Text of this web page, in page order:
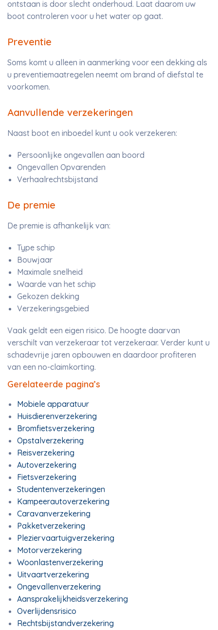
ontstaan is door slecht onderhoud. Laat daarom uw
boot controleren voor u het water op gaat.
Preventie
Soms komt u alleen in aanmerking voor een dekking als
u preventiemaatregelen neemt om brand of diefstal te
voorkomen.
Aanvullende verzekeringen
Naast boot en inboedel kunt u ook verzekeren:
Persoonlijke ongevallen aan boord
Ongevallen Opvarenden
Verhaalrechtsbijstand
De premie
De premie is afhankelijk van:
Type schip
Bouwjaar
Maximale snelheid
Waarde van het schip
Gekozen dekking
Verzekeringsgebied
Vaak geldt een eigen risico. De hoogte daarvan
verschilt van verzekeraar tot verzekeraar. Verder kunt u
schadevrije jaren opbouwen en daardoor profiteren
van een no-claimkorting.
Gerelateerde pagina’s
Mobiele apparatuur
Huisdierenverzekering
Bromfietsverzekering
Opstalverzekering
Reisverzekering
Autoverzekering
Fietsverzekering
Studentenverzekeringen
Kampeerautoverzekering
Caravanverzekering
Pakketverzekering
Pleziervaartuigverzekering
Motorverzekering
Woonlastenverzekering
Uitvaartverzekering
Ongevallenverzekering
Aansprakelijkheidsverzekering
Overlijdensrisico
Rechtsbijstandverzekering